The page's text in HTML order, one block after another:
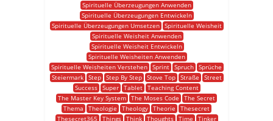
Spirituelle Überzeugungen Anwenden
Spirituelle Überzeugungen Entwickeln
Spirituelle Überzeugungen Umsetzen
Spirituelle Weisheit
Spirituelle Weisheit Anwenden
Spirituelle Weisheit Entwickeln
Spirituelle Weisheiten Anwenden
Spirituelle Weisheiten Verstehen Sprint Spruch Sprüche
Steiermark
Step Step By Step Stove Top Straße
Street
Success
Super Tablet
Teaching Content
The Master Key System The Moses Code
The Secret
Thema
Theologie Theology Theorie
Thesecret
Thesecret365
Things Think Thoughts Time
Tinker